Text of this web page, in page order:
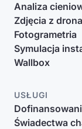
Analiza
Zdjęcia z drona
Fotogrametria
Symulacja
Wallbox
USŁUGI
Świadectwa